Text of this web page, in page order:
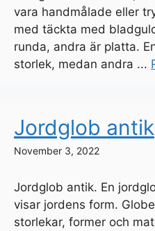
vara handmålade eller
med täckta med
runda, andra är platta.
storlek, medan andra ...
Jordglob antik
November 3, 2022
Jordglob antik. En
visar jordens form.
storlekar, former och